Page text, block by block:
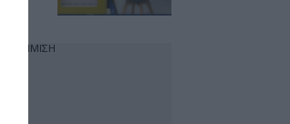
ΔΙΑΦΗΜΙΣΗ